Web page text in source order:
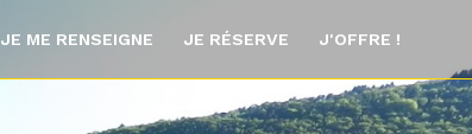
JE ME RENSEIGNE JE RÉSERVE J'OFFRE !